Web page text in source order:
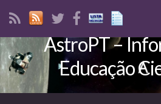
Search for:
AstroPT –
Educação